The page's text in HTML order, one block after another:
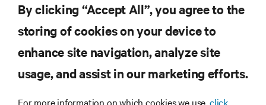
Nie przegap żadnej oferty
Dołącz do naszej listy mailingowej i
By clicking “Accept All”, you agree to the
storing of cookies on your device to
enhance site navigation, analyze site
usage, and assist in our marketing efforts.
For more information on which cookies we use,click